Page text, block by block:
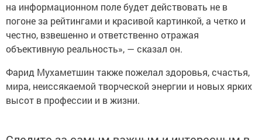
на информационном поле будет действовать не в
погоне за рейтингами и красивой картинкой, а четко и
честно, взвешенно и ответственно отражая
объективную реальность», — сказал он.
Фарид Мухаметшин также пожелал здоровья, счастья,
мира, неиссякаемой творческой энергии и новых ярких
высот в профессии и в жизни.